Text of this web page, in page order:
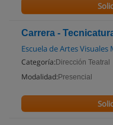
Carrera -
Escuela de Artes
Categoría: Dirección Teatral
Modalidad: Presencial